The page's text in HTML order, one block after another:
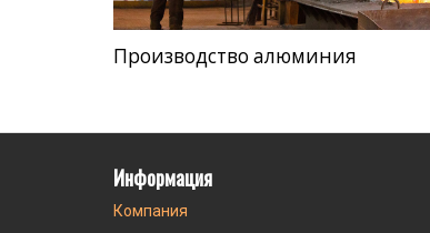
Производство алюминия
Информация
Компания